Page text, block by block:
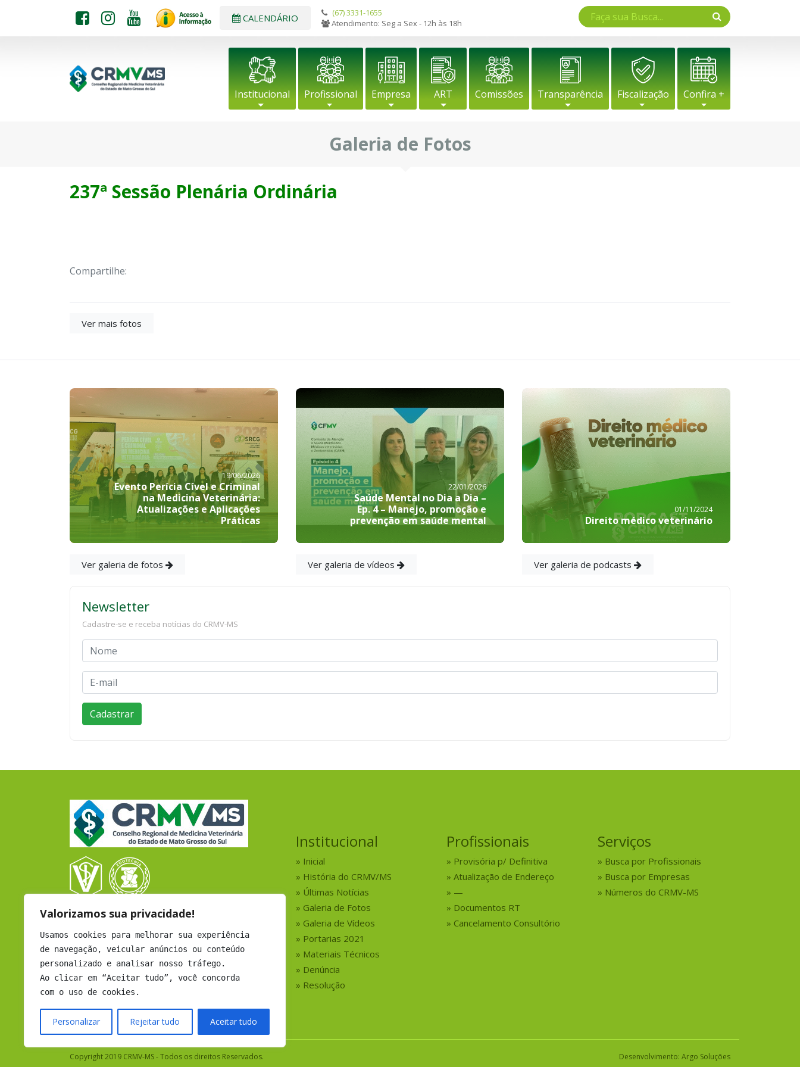
Valorizamos sua privacidade!
Usamos cookies para melhorar sua experiência
de navegação, veicular anúncios ou conteúdo
personalizado e analisar nosso tráfego.
Ao clicar em “Aceitar tudo”, você concorda
com o uso de cookies.
Personalizar Rejeitar tudo Aceitar tudo
CALENDÁRIO
(67) 3331-1655
Atendimento: Seg a Sex - 12h às 18h
Institucional Profissional Empresa ART Comissões Transparência Fiscalização Confira +
Galeria de Fotos
237ª Sessão Plenária Ordinária
Compartilhe:
Ver mais fotos
19/06/2026
Evento Perícia Cível e Criminal
na Medicina Veterinária:
Atualizações e Aplicações
Práticas
Ver galeria de fotos
22/01/2026
Saúde Mental no Dia a Dia –
Ep. 4 – Manejo, promoção e
prevenção em saúde mental
Ver galeria de vídeos
01/11/2024
Direito médico veterinário
Ver galeria de podcasts
Newsletter
Cadastre-se e receba notícias do CRMV-MS
CRMV - CAMPO GRANDE
Rua Coronel Cacildo Arantes, 433
B. Chácara Cachoeira - Cep: 79040-452
Campo Grande - MS
Atendimento: Seg a Sex - 12h às 18h
Email:comunicacao@crmvms.org.br
Tel:(67) 3331-1655
Institucional
Inicial
História do CRMV/MS
Últimas Notícias
Galeria de Fotos
Galeria de Vídeos
Portarias 2021
Materiais Técnicos
Denúncia
Resolução
Profissionais
Provisória p/ Definitiva
Atualização de Endereço
—
Documentos RT
Cancelamento Consultório
Serviços
Busca por Profissionais
Busca por Empresas
Números do CRMV-MS
Copyright 2019 CRMV-MS - Todos os direitos Reservados. Desenvolvimento: Argo Soluções